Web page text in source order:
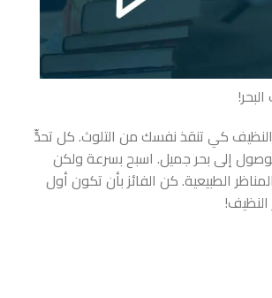
النظيف كي تنقذ نفسك من التلوث. كل تحدٍّ
إلى بحر جميل. اسبح بسرعة ولكن
الطبيعية. كن الفائز بأن تكون أول